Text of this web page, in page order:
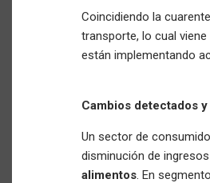
Coincidiendo la
transporte, lo cual viene
están implementando
Cambios detectados
Un sector de
disminución de
alimentos. En